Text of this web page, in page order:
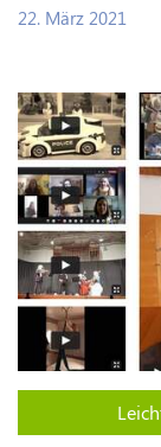
22. März 2021